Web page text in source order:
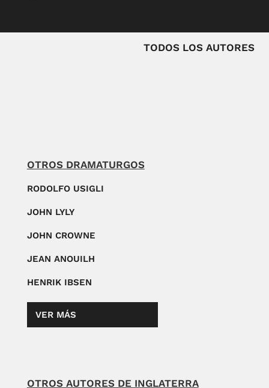
TODOS LOS AUTORES
OTROS DRAMATURGOS
RODOLFO USIGLI
JOHN LYLY
JOHN CROWNE
JEAN ANOUILH
HENRIK IBSEN
VER MÁS
OTROS AUTORES DE INGLATERRA